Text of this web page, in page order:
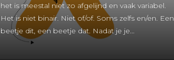
het is meestal niet zo afgelijnd en vaak variabel.
Het is niet binair. Niet of/of. Soms zelfs en/en. Een
beetje dit, een beetje dat. Nadat je je...